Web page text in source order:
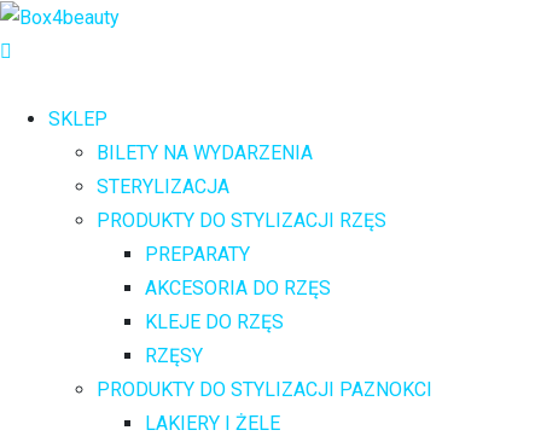
SKLEP
BILETY NA WYDARZENIA
STERYLIZACJA
PRODUKTY DO STYLIZACJI RZĘS
PREPARATY
AKCESORIA DO RZĘS
KLEJE DO RZĘS
RZĘSY
PRODUKTY DO STYLIZACJI PAZNOKCI
LAKIERY I ŻELE